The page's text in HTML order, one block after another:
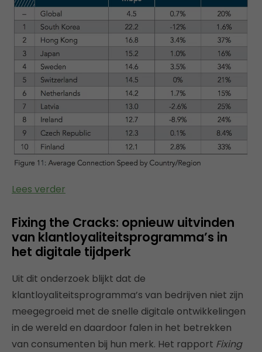
Lees verder
Fixing the Cracks: opnieuw uitvinden
van klantloyaliteitsprogramma’s in
het digitale tijdperk
Uit dit onderzoek blijkt dat de
klantloyaliteitsprogramma’s van bedrijven niet zijn
meegegroeid met de snelle digitale ontwikkelingen
in de wereld en daardoor falen in het betrekken
van consumenten bij hun merk. Het rapport Fixing